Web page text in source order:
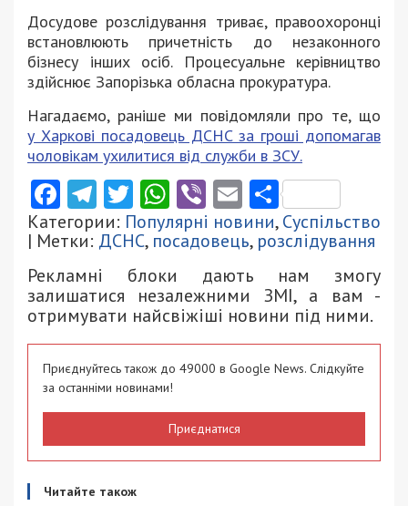
Досудове розслідування триває, правоохоронці
встановлюють причетність до незаконного
бізнесу інших осіб. Процесуальне керівництво
здійснює Запорізька обласна прокуратура.
Нагадаємо, раніше ми повідомляли про те, що
у Харкові посадовець ДСНС за гроші допомагав
чоловікам ухилитися від служби в ЗСУ.
Facebook
Telegram
Twitter
WhatsApp
ViberEmail
Категории: Популярні новини,Суспільство
| Метки: ДСНС, посадовець, розслідування
Рекламні блоки дають нам змогу
залишатися незалежними ЗМІ, а вам -
отримувати найсвіжіші новини під ними.
Приєднуйтесь також до 49000 в Google News. Слідкуйте
за останніми новинами!
Приєднатися
Читайте також